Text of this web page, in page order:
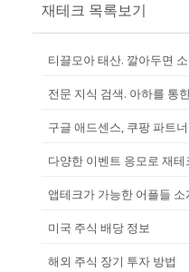
재테크 목록보기
전문 지식 검색. 아하를 통
구글 애드센스, 쿠팡 파트
다양한 이벤트 응모로 재테
앱테크가 가능한 어플들 소
미국 주식 배당 정보
해외 주식 장기 투자 방법